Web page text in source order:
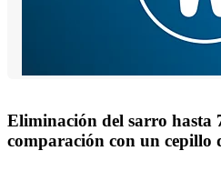
Eliminación del sarro hasta
comparación con un cepillo